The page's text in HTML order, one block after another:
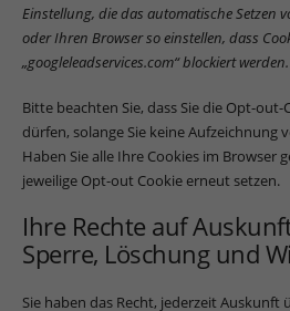
Einstellung, die das automatische Setzen
oder Ihren Browser so einstellen, dass
„googleleadservices.com“ blockiert werden.
Bitte beachten Sie, dass Sie die Opt-
dürfen, solange Sie keine Aufzeichnung
Haben Sie alle Ihre Cookies im Browser
jeweilige Opt-out Cookie erneut setzen.
Ihre Rechte auf
Sperre, Löschung und
Sie haben das Recht, jederzeit Auskunft